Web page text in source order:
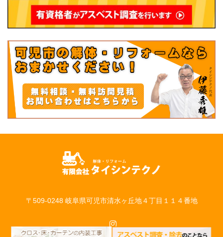
〒509-0248 岐阜県可児市清水ヶ丘地４丁目１１４番地